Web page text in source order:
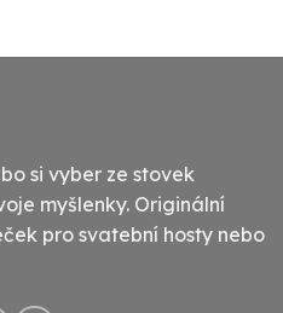
si vyber ze stovek
myšlenky. Originální
pro svatební hosty nebo